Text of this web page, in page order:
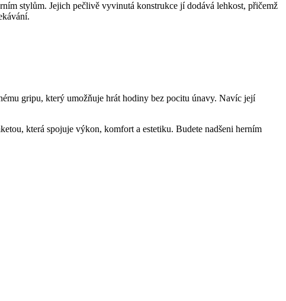
stylům. Jejich pečlivě vyvinutá konstrukce jí dodává lehkost, přičemž
gripu, který umožňuje hrát hodiny bez pocitu únavy. Navíc její
která spojuje výkon, komfort a estetiku. Budete nadšeni herním